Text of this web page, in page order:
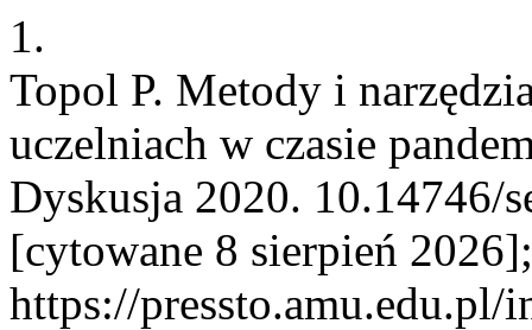
1.
Topol P. Metody i
uczelniach w czasie
Dyskusja 2020. 10.14746/
[cytowane 8 sierpień
https://